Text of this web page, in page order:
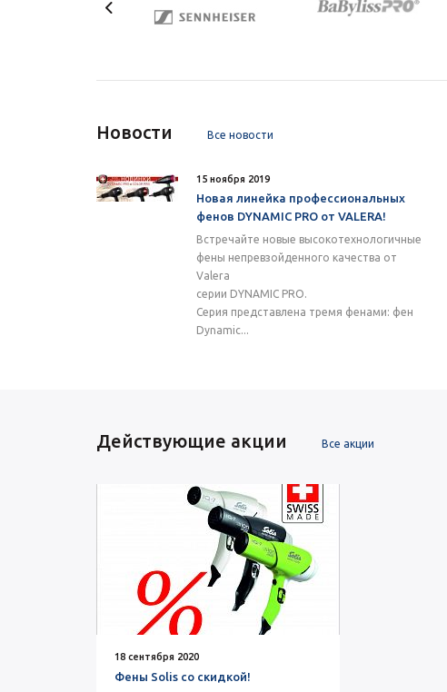
Новости Все новости
15 ноября 2019
Новая линейка профессиональных
фенов DYNAMIC PRO от VALERA!
Встречайте новые высокотехнологичные
фены непревзойденного качества от
Valera
серии DYNAMIC PRO.
Серия представлена тремя фенами: фен
Dynamic...
Действующие акции Все акции
18 сентября 2020
Фены Solis со скидкой!